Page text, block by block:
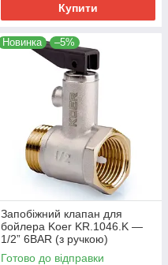
Купити
Новинка –5%
Запобіжний клапан для
бойлера Koer KR.1046.K —
1/2” 6BAR (з ручкою)
(KR4764)
Готово до відправки